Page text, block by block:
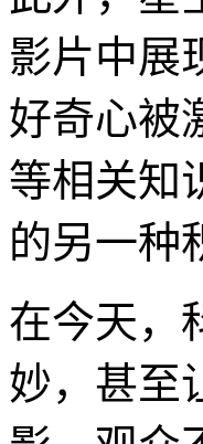
影片中展
好奇心被
等相关知
的另一种
在今天，
妙，甚至